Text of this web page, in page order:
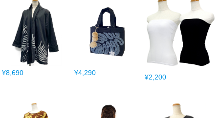
¥8,690 ¥4,290
¥2,200